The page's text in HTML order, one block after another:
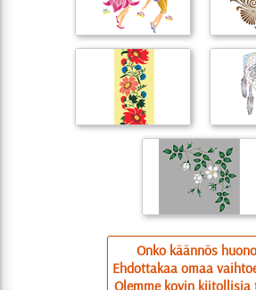
Onko käännös
Ehdottakaa omaa
Olemme kovin kiitollisia